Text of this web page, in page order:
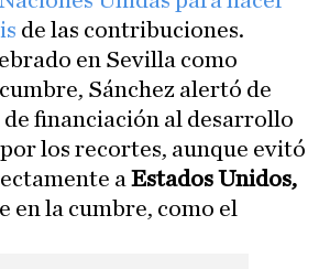
de las contribuciones.
en Sevilla como
Sánchez alertó de
de financiación al desarrollo
los recortes, aunque evitó
a Estados Unidos,
en la cumbre, como el